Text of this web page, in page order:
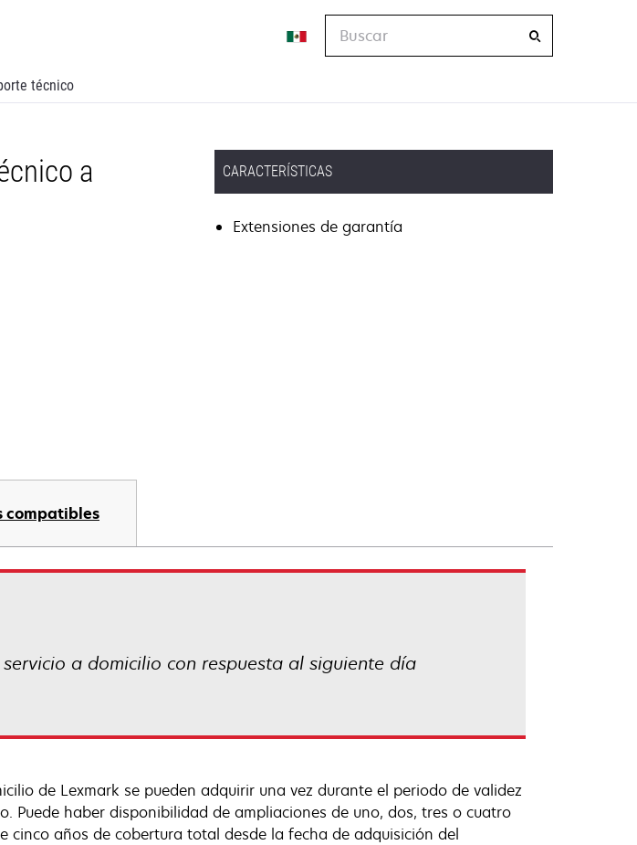
técnico
a
CARACTERÍSTICAS
Extensiones de garantía
compatibles
a domicilio con respuesta al siguiente día
de Lexmark se pueden adquirir una vez durante el periodo de validez
Puede haber disponibilidad de ampliaciones de uno, dos, tres o cuatro
cinco años de cobertura total desde la fecha de adquisición del